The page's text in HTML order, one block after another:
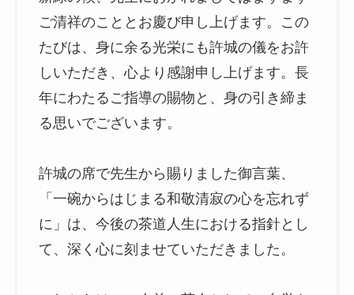
ご清祥のこととお慶び申し上げます。この
たびは、身に余る光栄にも許城の儀をお許
しいただき、心より感謝申し上げます。長
年にわたるご指導の賜物と、身の引き締ま
る思いでございます。
許城の席で先生から賜りました御言葉、
「一碗からはじまる和敬清寂の心を忘れず
に」は、今後の茶道人生における指針とし
て、深く心に刻ませていただきました。